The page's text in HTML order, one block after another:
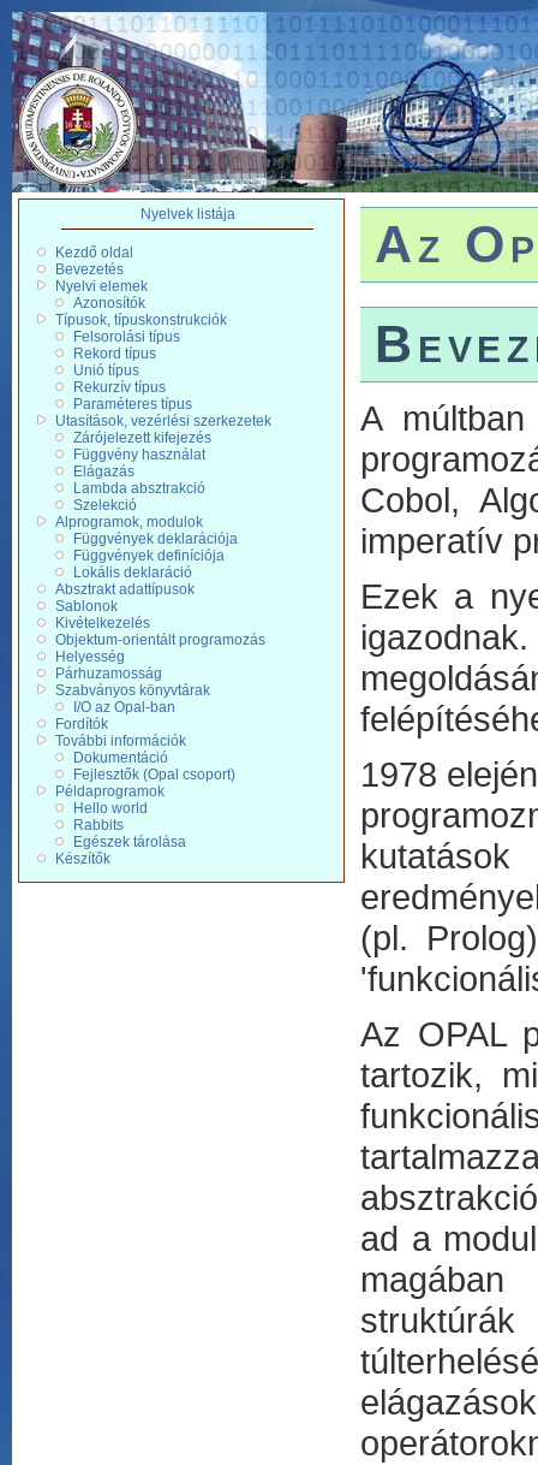
Nyelvek listája
Kezdő oldal
Bevezetés
Nyelvi elemek
Azonosítók
Típusok, típuskonstrukciók
Felsorolási típus
Rekord típus
Unió típus
Rekurzív típus
Paraméteres típus
Utasítások, vezérlési szerkezetek
Zárójelezett kifejezés
Függvény használat
Elágazás
Lambda absztrakció
Szelekció
Alprogramok, modulok
Függvények deklarációja
Függvények definíciója
Lokális deklaráció
Absztrakt adattípusok
Sablonok
Kivételkezelés
Objektum-orientált programozás
Helyesség
Párhuzamosság
Szabványos könyvtárak
I/O az Opal-ban
Fordítók
További információk
Dokumentáció
Fejlesztők (Opal csoport)
Példaprogramok
Hello world
Rabbits
Egészek tárolása
Készítők
Az
A
Cobol,
imperatív
Ezek a
1978
(pl.
Az OPAL
tartozik,
ad a